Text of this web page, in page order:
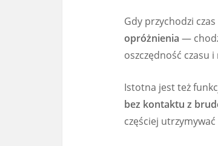
Gdy przychodzi
opróżnienia —
oszczędność czasu
Istotna jest też
bez kontaktu z
częściej